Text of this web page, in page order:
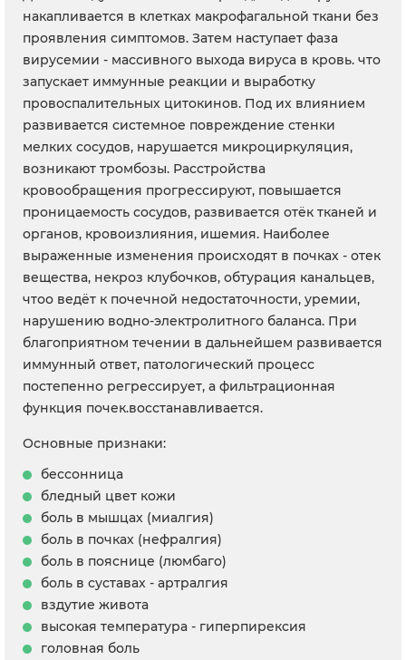
накапливается в клетках макрофагальной ткани без
проявления симптомов. Затем наступает фаза
вирусемии - массивного выхода вируса в кровь. что
запускает иммунные реакции и выработку
провоспалительных цитокинов. Под их влиянием
развивается системное повреждение стенки
мелких сосудов, нарушается микроциркуляция,
возникают тромбозы. Расстройства
кровообращения прогрессируют, повышается
проницаемость сосудов, развивается отёк тканей и
органов, кровоизлияния, ишемия. Наиболее
выраженные изменения происходят в почках - отек
вещества, некроз клубочков, обтурация канальцев,
чтоо ведёт к почечной недостаточности, уремии,
нарушению водно-электролитного баланса. При
благоприятном течении в дальнейшем развивается
иммунный ответ, патологический процесс
постепенно регрессирует, а фильтрационная
функция почек.восстанавливается.
Основные признаки:
бессонница
бледный цвет кожи
боль в мышцах (миалгия)
боль в почках (нефралгия)
боль в пояснице (люмбаго)
боль в суставах - артралгия
вздутие живота
высокая температура - гиперпирексия
головная боль